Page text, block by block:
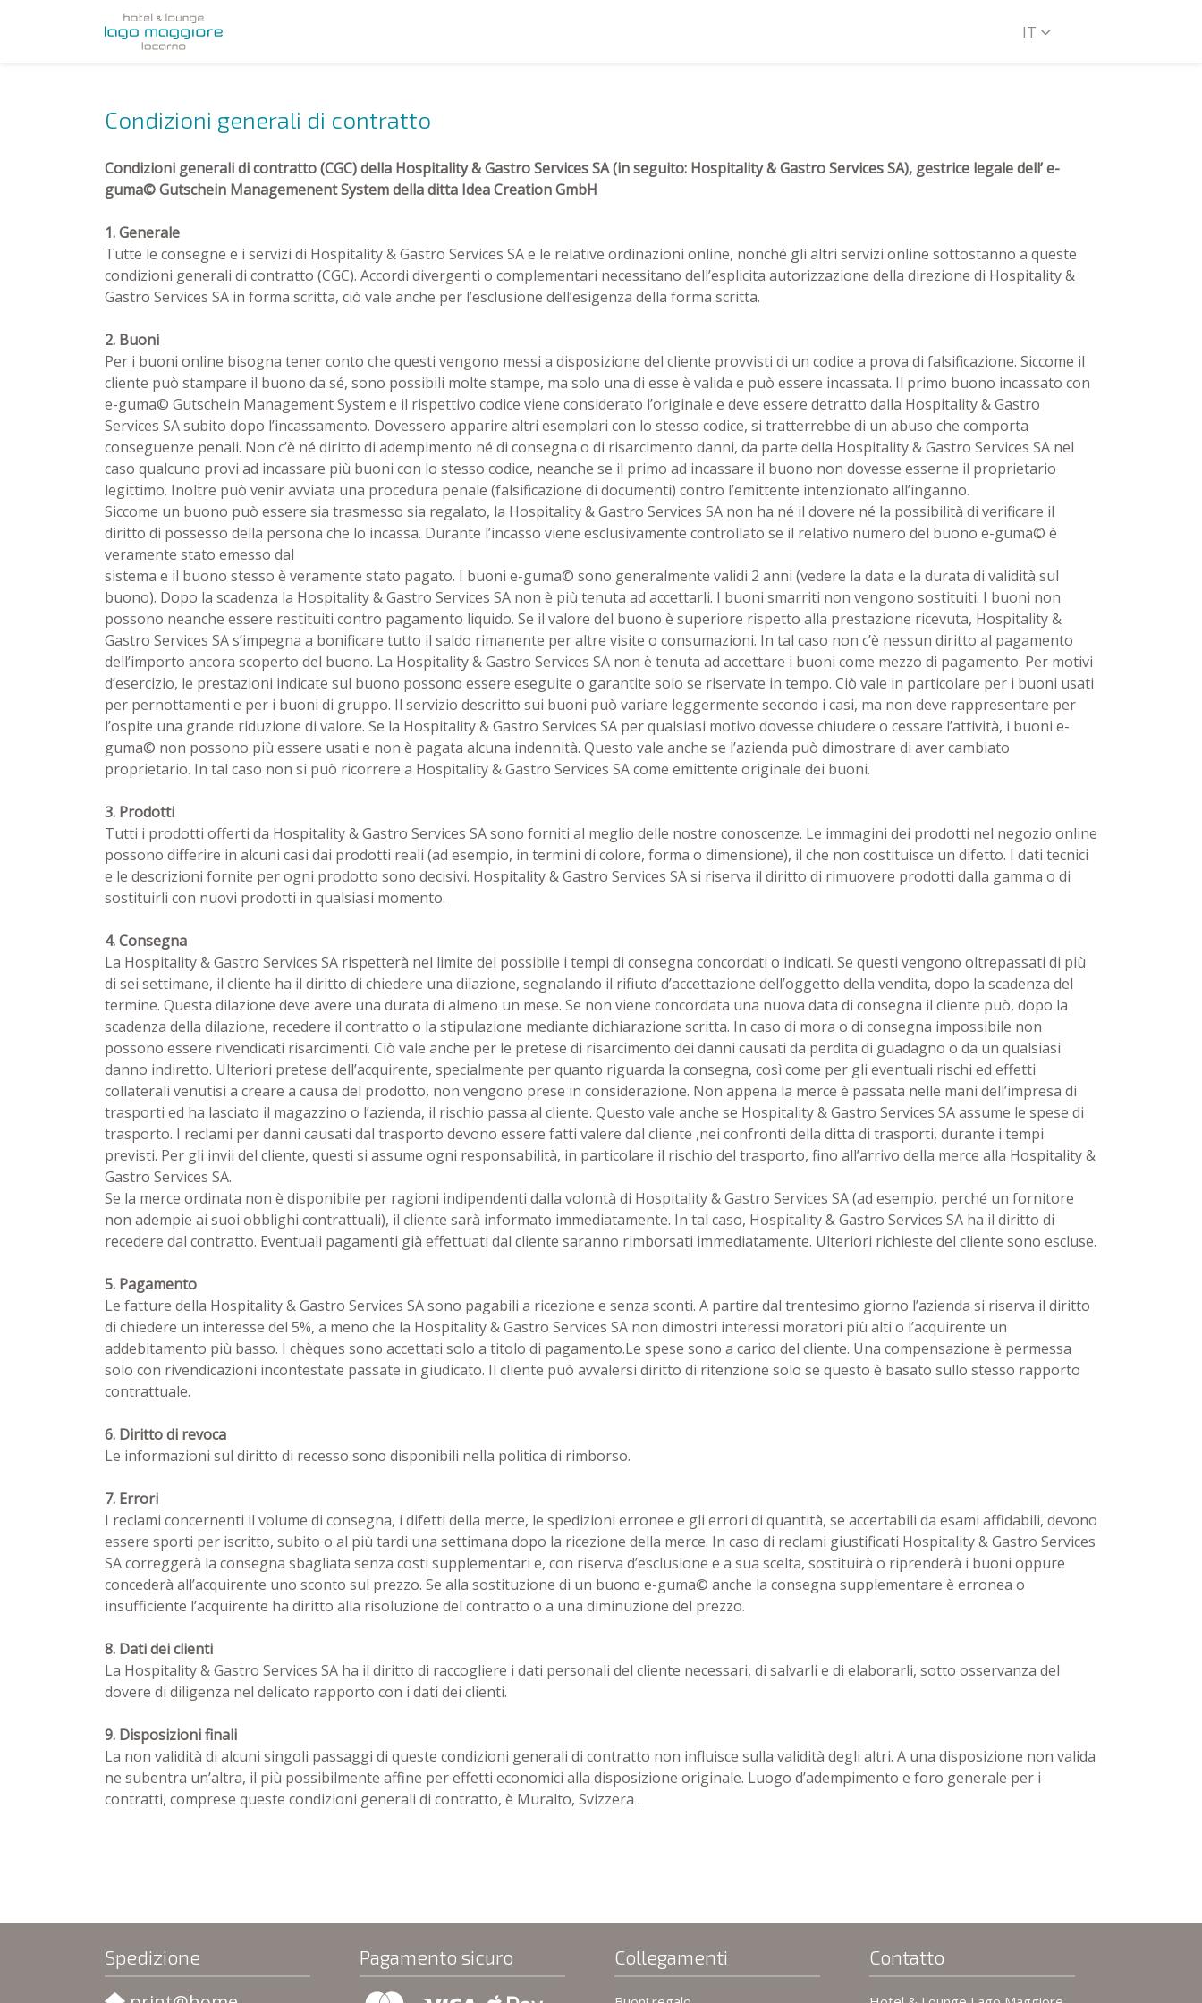
IT
Condizioni generali di contratto
Condizioni generali di contratto (CGC) della Hospitality & Gastro Services SA (in seguito: Hospitality & Gastro Services SA), gestrice legale dell’ e-
guma© Gutschein Managemenent System della ditta Idea Creation GmbH
1. Generale
Tutte le consegne e i servizi di Hospitality & Gastro Services SA e le relative ordinazioni online, nonché gli altri servizi online sottostanno a queste
condizioni generali di contratto (CGC). Accordi divergenti o complementari necessitano dell’esplicita autorizzazione della direzione di Hospitality &
Gastro Services SA in forma scritta, ciò vale anche per l’esclusione dell’esigenza della forma scritta.
2. Buoni
Per i buoni online bisogna tener conto che questi vengono messi a disposizione del cliente provvisti di un codice a prova di falsificazione. Siccome il
cliente può stampare il buono da sé, sono possibili molte stampe, ma solo una di esse è valida e può essere incassata. Il primo buono incassato con
e-guma© Gutschein Management System e il rispettivo codice viene considerato l’originale e deve essere detratto dalla Hospitality & Gastro
Services SA subito dopo l’incassamento. Dovessero apparire altri esemplari con lo stesso codice, si tratterrebbe di un abuso che comporta
conseguenze penali. Non c’è né diritto di adempimento né di consegna o di risarcimento danni, da parte della Hospitality & Gastro Services SA nel
caso qualcuno provi ad incassare più buoni con lo stesso codice, neanche se il primo ad incassare il buono non dovesse esserne il proprietario
legittimo. Inoltre può venir avviata una procedura penale (falsificazione di documenti) contro l’emittente intenzionato all’inganno.
Siccome un buono può essere sia trasmesso sia regalato, la Hospitality & Gastro Services SA non ha né il dovere né la possibilità di verificare il
diritto di possesso della persona che lo incassa. Durante l’incasso viene esclusivamente controllato se il relativo numero del buono e-guma© è
veramente stato emesso dal
sistema e il buono stesso è veramente stato pagato. I buoni e-guma© sono generalmente validi 2 anni (vedere la data e la durata di validità sul
buono). Dopo la scadenza la Hospitality & Gastro Services SA non è più tenuta ad accettarli. I buoni smarriti non vengono sostituiti. I buoni non
possono neanche essere restituiti contro pagamento liquido. Se il valore del buono è superiore rispetto alla prestazione ricevuta, Hospitality &
Gastro Services SA s’impegna a bonificare tutto il saldo rimanente per altre visite o consumazioni. In tal caso non c’è nessun diritto al pagamento
dell’importo ancora scoperto del buono. La Hospitality & Gastro Services SA non è tenuta ad accettare i buoni come mezzo di pagamento. Per motivi
d’esercizio, le prestazioni indicate sul buono possono essere eseguite o garantite solo se riservate in tempo. Ciò vale in particolare per i buoni usati
per pernottamenti e per i buoni di gruppo. Il servizio descritto sui buoni può variare leggermente secondo i casi, ma non deve rappresentare per
l’ospite una grande riduzione di valore. Se la Hospitality & Gastro Services SA per qualsiasi motivo dovesse chiudere o cessare l’attività, i buoni e-
guma© non possono più essere usati e non è pagata alcuna indennità. Questo vale anche se l’azienda può dimostrare di aver cambiato
proprietario. In tal caso non si può ricorrere a Hospitality & Gastro Services SA come emittente originale dei buoni.
3. Prodotti
Tutti i prodotti offerti da Hospitality & Gastro Services SA sono forniti al meglio delle nostre conoscenze. Le immagini dei prodotti nel negozio online
possono differire in alcuni casi dai prodotti reali (ad esempio, in termini di colore, forma o dimensione), il che non costituisce un difetto. I dati tecnici
e le descrizioni fornite per ogni prodotto sono decisivi. Hospitality & Gastro Services SA si riserva il diritto di rimuovere prodotti dalla gamma o di
sostituirli con nuovi prodotti in qualsiasi momento.
4. Consegna
La Hospitality & Gastro Services SA rispetterà nel limite del possibile i tempi di consegna concordati o indicati. Se questi vengono oltrepassati di più
di sei settimane, il cliente ha il diritto di chiedere una dilazione, segnalando il rifiuto d’accettazione dell’oggetto della vendita, dopo la scadenza del
termine. Questa dilazione deve avere una durata di almeno un mese. Se non viene concordata una nuova data di consegna il cliente può, dopo la
scadenza della dilazione, recedere il contratto o la stipulazione mediante dichiarazione scritta. In caso di mora o di consegna impossibile non
possono essere rivendicati risarcimenti. Ciò vale anche per le pretese di risarcimento dei danni causati da perdita di guadagno o da un qualsiasi
danno indiretto. Ulteriori pretese dell’acquirente, specialmente per quanto riguarda la consegna, così come per gli eventuali rischi ed effetti
collaterali venutisi a creare a causa del prodotto, non vengono prese in considerazione. Non appena la merce è passata nelle mani dell’impresa di
trasporti ed ha lasciato il magazzino o l’azienda, il rischio passa al cliente. Questo vale anche se Hospitality & Gastro Services SA assume le spese di
trasporto. I reclami per danni causati dal trasporto devono essere fatti valere dal cliente ,nei confronti della ditta di trasporti, durante i tempi
previsti. Per gli invii del cliente, questi si assume ogni responsabilità, in particolare il rischio del trasporto, fino all’arrivo della merce alla Hospitality &
Gastro Services SA.
Se la merce ordinata non è disponibile per ragioni indipendenti dalla volontà di Hospitality & Gastro Services SA (ad esempio, perché un fornitore
non adempie ai suoi obblighi contrattuali), il cliente sarà informato immediatamente. In tal caso, Hospitality & Gastro Services SA ha il diritto di
recedere dal contratto. Eventuali pagamenti già effettuati dal cliente saranno rimborsati immediatamente. Ulteriori richieste del cliente sono escluse.
5. Pagamento
Le fatture della Hospitality & Gastro Services SA sono pagabili a ricezione e senza sconti. A partire dal trentesimo giorno l’azienda si riserva il diritto
di chiedere un interesse del 5%, a meno che la Hospitality & Gastro Services SA non dimostri interessi moratori più alti o l’acquirente un
addebitamento più basso. I chèques sono accettati solo a titolo di pagamento.Le spese sono a carico del cliente. Una compensazione è permessa
solo con rivendicazioni incontestate passate in giudicato. Il cliente può avvalersi diritto di ritenzione solo se questo è basato sullo stesso rapporto
contrattuale.
6. Diritto di revoca
Le informazioni sul diritto di recesso sono disponibili nella politica di rimborso.
7. Errori
I reclami concernenti il volume di consegna, i difetti della merce, le spedizioni erronee e gli errori di quantità, se accertabili da esami affidabili, devono
essere sporti per iscritto, subito o al più tardi una settimana dopo la ricezione della merce. In caso di reclami giustificati Hospitality & Gastro Services
SA correggerà la consegna sbagliata senza costi supplementari e, con riserva d’esclusione e a sua scelta, sostituirà o riprenderà i buoni oppure
concederà all’acquirente uno sconto sul prezzo. Se alla sostituzione di un buono e-guma© anche la consegna supplementare è erronea o
insufficiente l’acquirente ha diritto alla risoluzione del contratto o a una diminuzione del prezzo.
8. Dati dei clienti
La Hospitality & Gastro Services SA ha il diritto di raccogliere i dati personali del cliente necessari, di salvarli e di elaborarli, sotto osservanza del
dovere di diligenza nel delicato rapporto con i dati dei clienti.
9. Disposizioni finali
La non validità di alcuni singoli passaggi di queste condizioni generali di contratto non influisce sulla validità degli altri. A una disposizione non valida
ne subentra un’altra, il più possibilmente affine per effetti economici alla disposizione originale. Luogo d’adempimento e foro generale per i
contratti, comprese queste condizioni generali di contratto, è Muralto, Svizzera .
Spedizione Pagamento sicuro Collegamenti Contatto